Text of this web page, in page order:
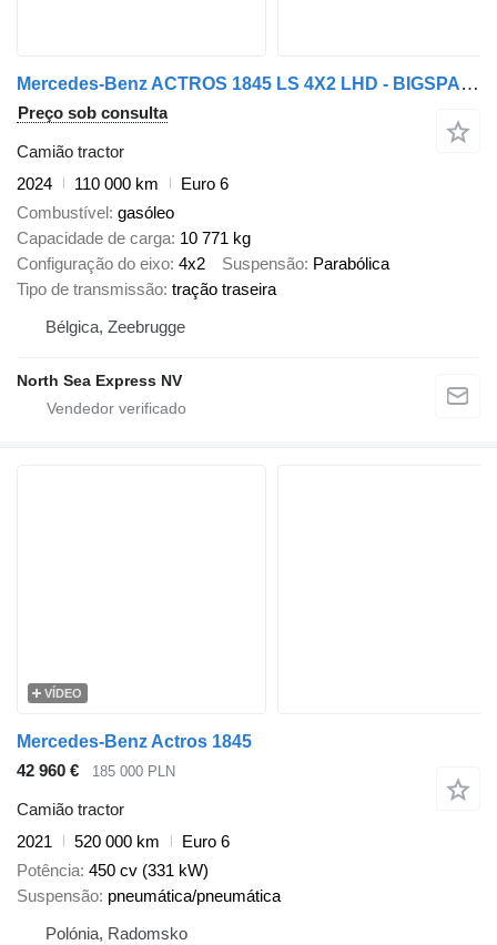
Mercedes-Benz ACTROS 1845 LS 4X2 LHD - BIGSPACE
Preço sob consulta
Camião tractor
2024
110 000 km
Euro 6
Combustível gasóleo
Capacidade de carga 10 771 kg
Configuração do eixo 4x2 Suspensão Parabólica
Tipo de transmissão tração traseira
Bélgica, Zeebrugge
North Sea Express NV
VÍDEO
Mercedes-Benz Actros 1845
42 960 €
185 000 PLN
Camião tractor
2021
520 000 km
Euro 6
Potência 450 cv (331 kW)
Suspensão pneumática/pneumática
Polónia, Radomsko